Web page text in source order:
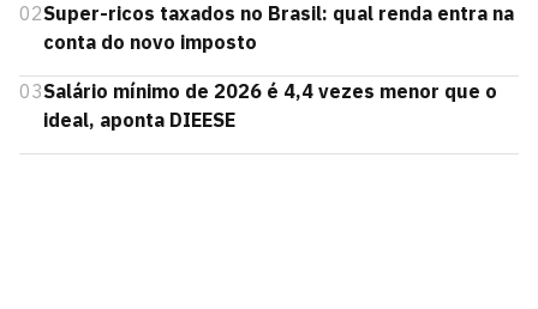
02Super-ricos taxados no Brasil: qual renda entra na
conta do novo imposto
03Salário mínimo de 2026 é 4,4 vezes menor que o
ideal, aponta DIEESE